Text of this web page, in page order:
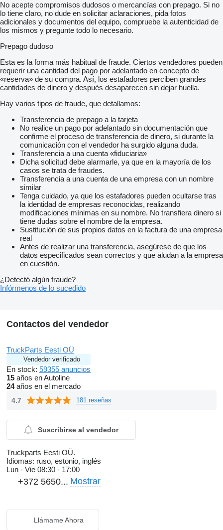
No acepte compromisos dudosos o mercancías con prepago. Si no
lo tiene claro, no dude en solicitar aclaraciones, pida fotos
adicionales y documentos del equipo, compruebe la autenticidad de
los mismos y pregunte todo lo necesario.
Prepago dudoso
Esta es la forma más habitual de fraude. Ciertos vendedores pueden
requerir una cantidad del pago por adelantado en concepto de
«reserva» de su compra. Así, los estafadores perciben grandes
cantidades de dinero y después desaparecen sin dejar huella.
Hay varios tipos de fraude, que detallamos:
Transferencia de prepago a la tarjeta
No realice un pago por adelantado sin documentación que
confirme el proceso de transferencia de dinero, si durante la
comunicación con el vendedor ha surgido alguna duda.
Transferencia a una cuenta «fiduciaria»
Dicha solicitud debe alarmarle, ya que en la mayoría de los
casos se trata de fraudes.
Transferencia a una cuenta de una empresa con un nombre
similar
Tenga cuidado, ya que los estafadores pueden ocultarse tras
la identidad de empresas reconocidas, realizando
modificaciones mínimas en su nombre. No transfiera dinero si
tiene dudas sobre el nombre de la empresa.
Sustitución de sus propios datos en la factura de una empresa
real
Antes de realizar una transferencia, asegúrese de que los
datos especificados sean correctos y que aludan a la empresa
en cuestión.
¿Detectó algún fraude?
Infórmenos de lo sucedido
Contactos del vendedor
TruckParts Eesti OÜ
Vendedor verificado
En stock: 59355 anuncios
15 años en Autoline
24años en el mercado
4.7 181 reseñas
Suscribirse al vendedor
Truckparts Eesti OÜ.
Idiomas: ruso, estonio, inglés
Lun - Vie 08:30 - 17:00
+372 5650... Mostrar
Llámame Ahora